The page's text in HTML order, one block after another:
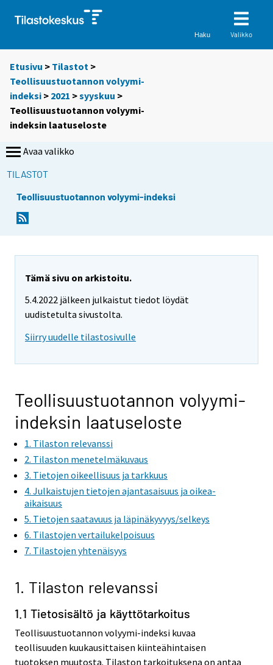
Haku Valikko
Etusivu > Tilastot >
Teollisuustuotannon volyymi-
indeksi > 2021 >syyskuu >
Teollisuustuotannon volyymi-
indeksin laatuseloste
Avaa valikko
TILASTOT
Teollisuustuotannon volyymi-indeksi
Tämä sivu on arkistoitu.
5.4.2022 jälkeen julkaistut tiedot löydät
uudistetulta sivustolta.
Siirry uudelle tilastosivulle
Teollisuustuotannon volyymi-
indeksin laatuseloste
1. Tilaston relevanssi
2. Tilaston menetelmäkuvaus
3. Tietojen oikeellisuus ja tarkkuus
4. Julkaistujen tietojen ajantasaisuus ja oikea-
aikaisuus
5. Tietojen saatavuus ja läpinäkyvyys/selkeys
6. Tilastojen vertailukelpoisuus
7. Tilastojen yhtenäisyys
1. Tilaston relevanssi
1.1 Tietosisältö ja käyttötarkoitus
Teollisuustuotannon volyymi-indeksi kuvaa
teollisuuden kuukausittaisen kiinteähintaisen
tuotoksen muutosta. Tilaston tarkoituksena on antaa